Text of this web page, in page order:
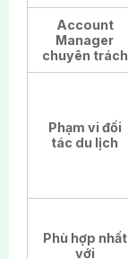
Account
Manager
chuyên trách
Phạm vi đối
tác du lịch
Phù hợp nhất
với